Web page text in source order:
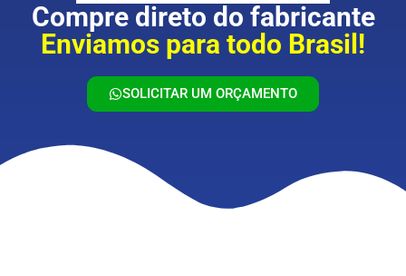
Compre direto do fabricante
Enviamos para todo Brasil!
SOLICITAR UM ORÇAMENTO